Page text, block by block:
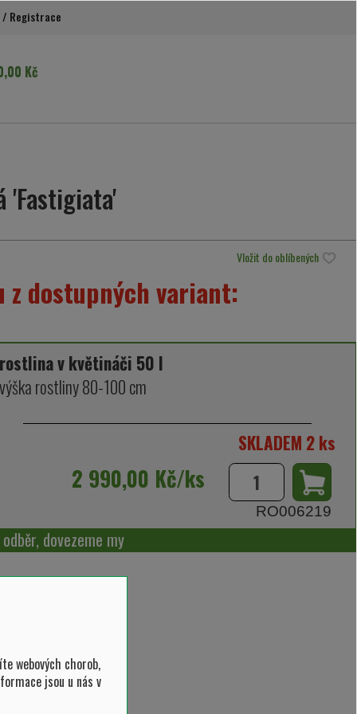
/ Registrace
Kč
'Fastigiata'
Vložit do oblíbených
dostupných variant:
rostlina v květináči 50 l
výška rostliny 80-100 cm
SKLADEM 2 ks
2 990,00 Kč/ks
RO006219
dovezeme my
webových chorob,
jsou u nás v